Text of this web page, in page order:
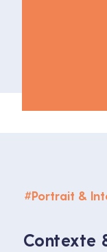
#Portrait &
Contexte